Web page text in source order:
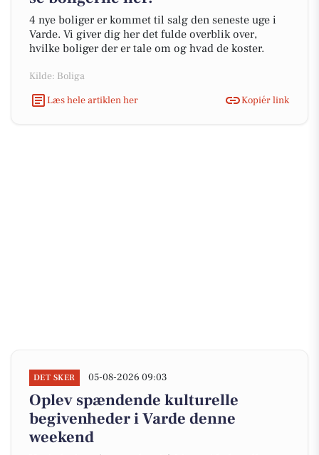
4 nye boliger er kommet til salg den seneste uge i
Varde. Vi giver dig her det fulde overblik over,
hvilke boliger der er tale om og hvad de koster.
Kilde: Boliga
Læs hele artiklen her
Kopiér link
DET SKER 05-08-2026 09:03
Oplev spændende kulturelle
begivenheder i Varde denne
weekend